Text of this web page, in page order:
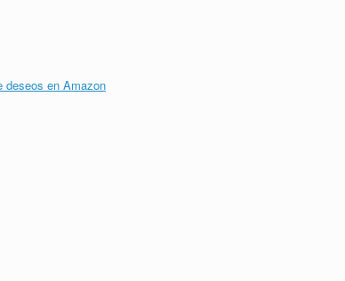
deseos en Amazon